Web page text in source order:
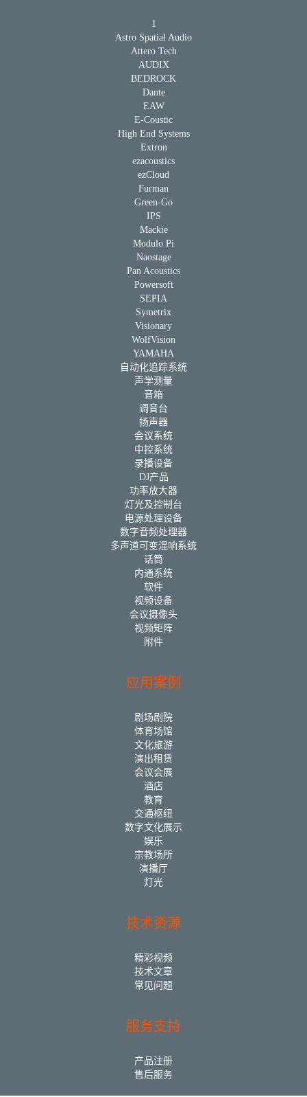
1
Astro Spatial Audio
Attero Tech
AUDIX
BEDROCK
Dante
EAW
E-Coustic
High End Systems
Extron
ezacoustics
ezCloud
Furman
Green-Go
IPS
Mackie
Modulo Pi
Naostage
Pan Acoustics
Powersoft
SEPIA
Symetrix
Visionary
WolfVision
YAMAHA
自动化追踪系统
声学测量
音箱
调音台
扬声器
会议系统
中控系统
录播设备
DJ产品
功率放大器
灯光及控制台
电源处理设备
数字音频处理器
多声道可变混响系统
话筒
内通系统
软件
视频设备
会议摄像头
视频矩阵
附件
应用案例
剧场剧院
体育场馆
文化旅游
演出租赁
会议会展
酒店
教育
交通枢纽
数字文化展示
娱乐
宗教场所
演播厅
灯光
技术资源
精彩视频
技术文章
常见问题
服务支持
产品注册
售后服务